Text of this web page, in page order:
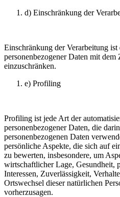
d) Einschränkung der
Einschränkung der Verarbeitung
personenbezogener Daten mit
einzuschränken.
e) Profiling
Profiling ist jede Art der
personenbezogener Daten, die
personenbezogenen Daten
persönliche Aspekte, die sich auf
zu bewerten, insbesondere, um
wirtschaftlicher Lage, Gesundheit,
Interessen, Zuverlässigkeit,
Ortswechsel dieser natürlichen
vorherzusagen.